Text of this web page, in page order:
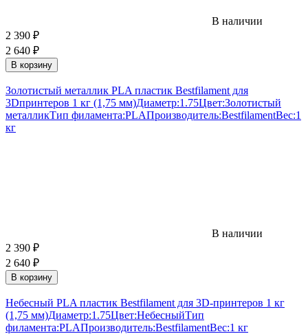
В наличии
2 390 ₽
2 640 ₽
В корзину
Золотистый металлик PLA пластик Bestfilament для
3Dпринтеров 1 кг (1,75 мм)Диаметр:1.75Цвет:Золотистый
металликТип филамента:PLAПроизводитель:BestfilamentВес:1
кг
В наличии
2 390 ₽
2 640 ₽
В корзину
Небесный PLA пластик Bestfilament для 3D-принтеров 1 кг
(1,75 мм)Диаметр:1.75Цвет:НебесныйТип
филамента:PLAПроизводитель:BestfilamentВес:1 кг